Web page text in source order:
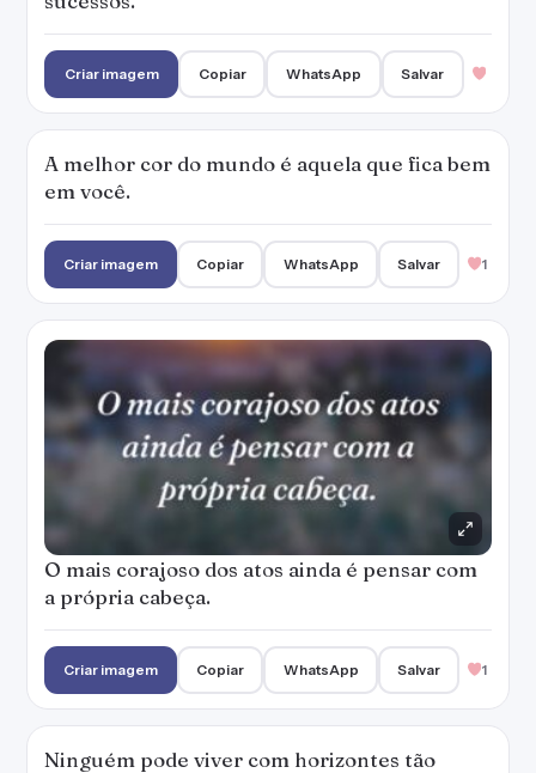
Criar imagem Copiar WhatsApp Salvar
A melhor cor do mundo é aquela que fica bem
em você.
Criar imagem Copiar WhatsApp Salvar 1
O mais corajoso dos atos ainda é pensar com
a própria cabeça.
Criar imagem Copiar WhatsApp Salvar 1
Ninguém pode viver com horizontes tão